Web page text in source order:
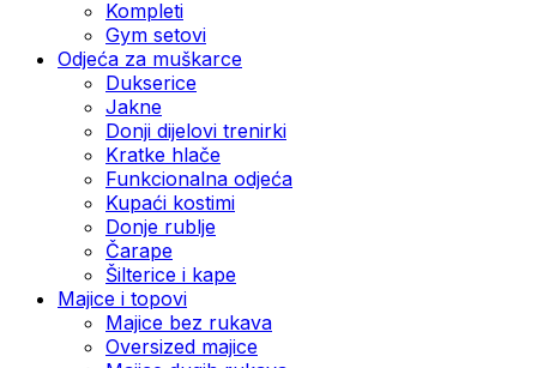
Kompleti
Gym setovi
Odjeća za muškarce
Dukserice
Jakne
Donji dijelovi trenirki
Kratke hlače
Funkcionalna odjeća
Kupaći kostimi
Donje rublje
Čarape
Šilterice i kape
Majice i topovi
Majice bez rukava
Oversized majice